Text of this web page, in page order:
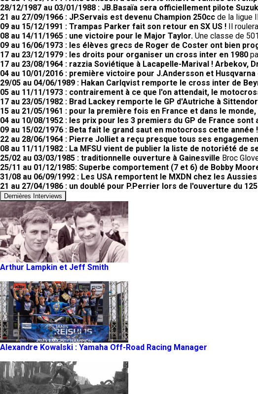
28/12/1987 au 03/01/1988 : JB.Basaïa sera officiellement pilote
21 au 27/09/1966 : JP.Servais est devenu Champion 250cc de la ligue
09 au 15/12/1991 : Trampas Parker fait son retour en SX US ! Il
08 au 14/11/1965 : une victoire pour le Major Taylor. Une classe de
09 au 16/06/1973 : les élèves grecs de Roger de Coster ont bien
17 au 23/12/1979 : les droits pour organiser un cross inter en 1980
17 au 23/08/1964 : razzia Soviétique à Lacapelle-Marival ! Arbekov,
04 au 10/01/2016 : première victoire pour J.Andersson et Husqvarna
29/05 au 04/06/1989 : Hakan Carlqvist remporte le cross inter de
05 au 11/11/1973 : contrairement à ce que l'on attendait, le
17 au 23/05/1982 : Brad Lackey remporte le GP d'Autriche à
15 au 21/05/1961 : pour la première fois en France et dans le
04 au 10/08/1952 : les prix pour les 3 premiers du GP de France sont
09 au 15/02/1976 : Beta fait le grand saut en motocross cette année !
22 au 28/06/1964 : Pierre Jolliet a reçu presque tous ses
08 au 11/11/1982 : La MFSU vient de publier la liste de notoriété de
25/02 au 03/03/1985 : traditionnelle ouverture à Gainesville Broc
25/11 au 01/12/1985: Superbe comportement (7 et 6) de Bobby
31/08 au 06/09/1992 : Les USA remportent le MXDN chez les
21 au 27/04/1986 : un doublé pour P.Perrier lors de l'ouverture du
Dernières Interviews
Arthur Lampkin et Jeff Smith
Alexandre Kowalski : Yamaha Off-Road Racing Manager